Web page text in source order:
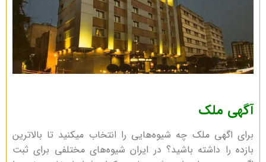
آگهی ملک
برای اگهی ملک چه شیوه‌هایی را انتخاب میکنید تا بالاترین
بازده را داشته باشید؟ در ایران شیوه‌های مختلفی برای ثبت